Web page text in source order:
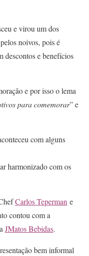
e virou um dos
noivos, pois é
descontos e benefícios
e por isso o lema
para comemorar” e
com alguns
harmonizado com os
Carlos Teperman e
contou com a
JMatos Bebidas.
bem informal